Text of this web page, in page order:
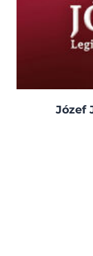
Józef